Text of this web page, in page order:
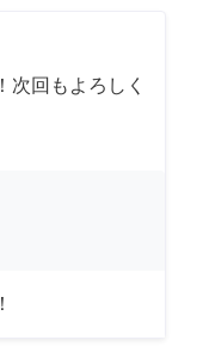
次回もよろしく